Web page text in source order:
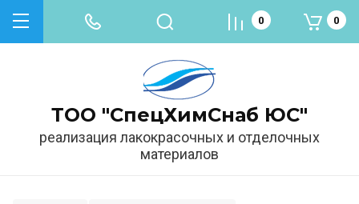
ТОО "СпецХимСнаб ЮС"
реализация лакокрасочных и отделочных
материалов
0 0